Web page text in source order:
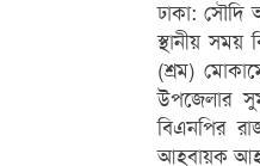
ঢাকা: সৌদি
স্থানীয় সময়
(শ্রম)
উপজেলার
বিএনপির
আহবায়ক